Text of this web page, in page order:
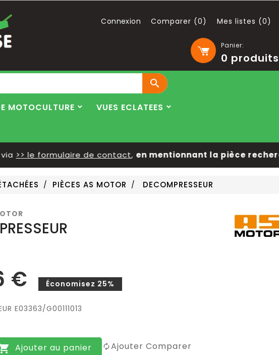
Panier:
0 produits
Connexion Comparer (0) Mes listes (0)

MOTOCULTURE
VUES ECLATEES
>> le formulaire de contact,en mentionnant la pièce
PIÈCES AS MOTOR DECOMPRESSEUR
€
Économisez 25%
E03363/G00111013
Ajouter au panier
Ajouter Comparer